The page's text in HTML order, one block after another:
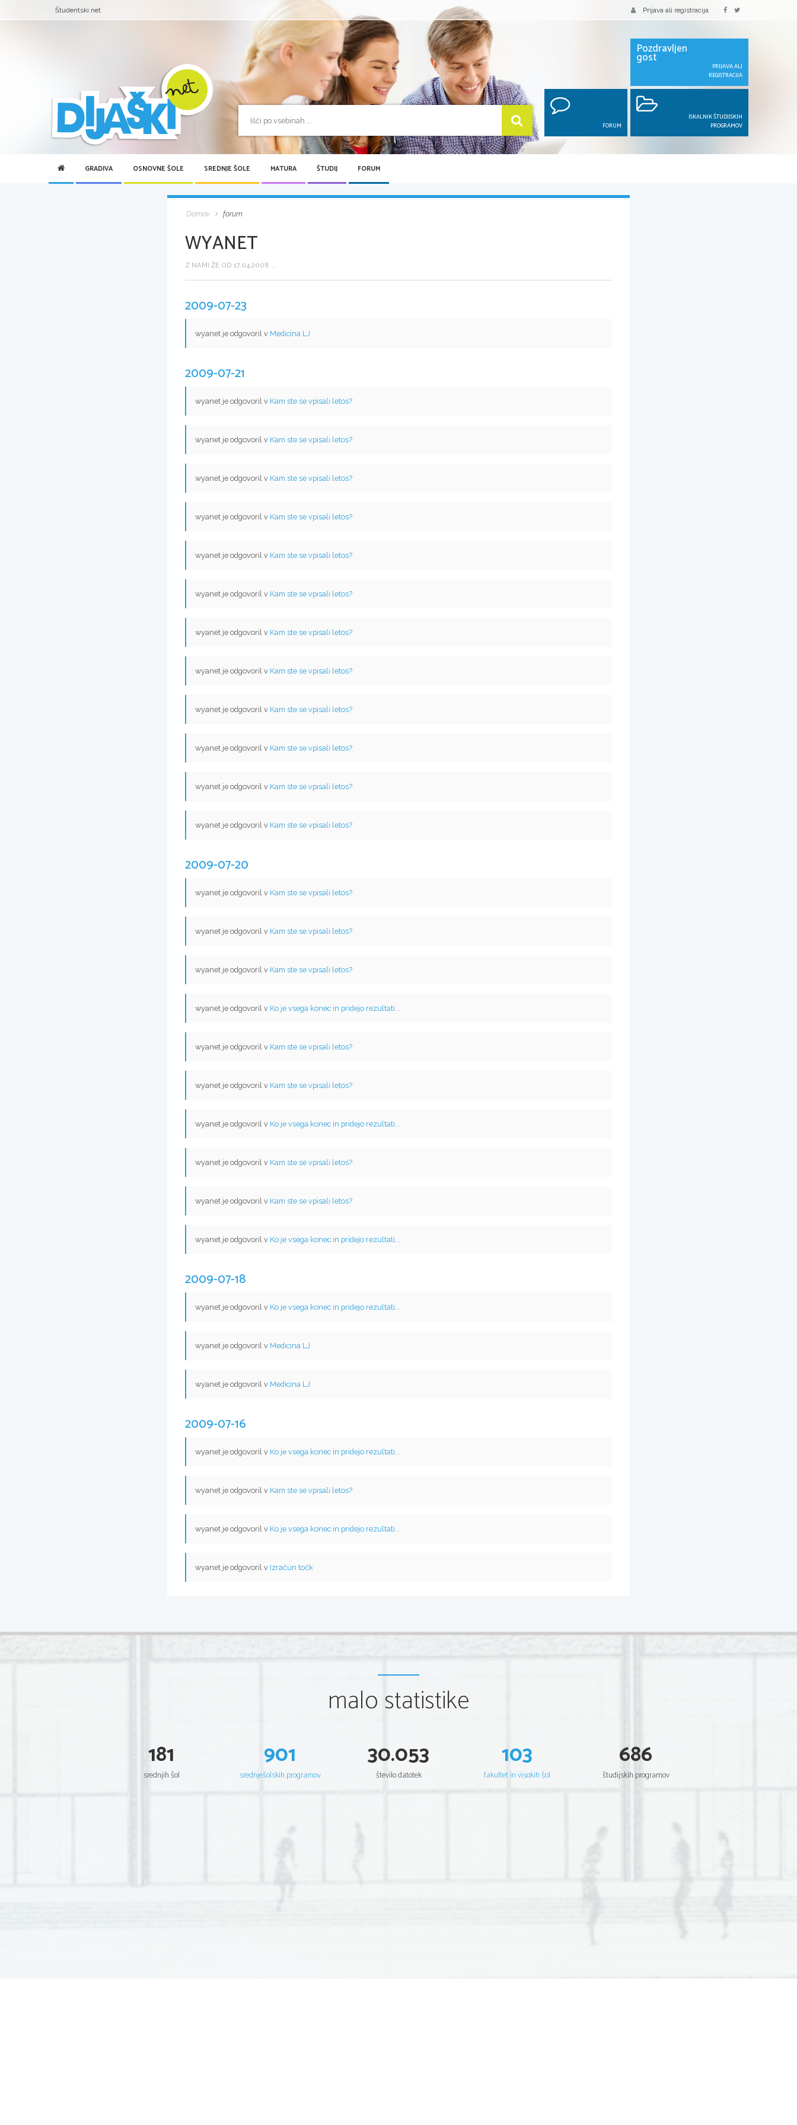
Študentski.net Prijava ali registracija
Pozdravljen
gost
PRIJAVA ALI
REGISTRACIJA
FORUM
ISKALNIK ŠTUDIJSKIH
PROGRAMOV
GRADIVA OSNOVNE ŠOLE SREDNJE ŠOLE MATURA ŠTUDIJ FORUM
Domov forum
WYANET
Z NAMI ŽE OD 17.04.2008 ...
2009-07-23
wyanet je odgovoril v Medicina LJ
2009-07-21
wyanet je odgovoril v Kam ste se vpisali letos?
wyanet je odgovoril v Kam ste se vpisali letos?
wyanet je odgovoril v Kam ste se vpisali letos?
wyanet je odgovoril v Kam ste se vpisali letos?
wyanet je odgovoril v Kam ste se vpisali letos?
wyanet je odgovoril v Kam ste se vpisali letos?
wyanet je odgovoril v Kam ste se vpisali letos?
wyanet je odgovoril v Kam ste se vpisali letos?
wyanet je odgovoril v Kam ste se vpisali letos?
wyanet je odgovoril v Kam ste se vpisali letos?
wyanet je odgovoril v Kam ste se vpisali letos?
wyanet je odgovoril v Kam ste se vpisali letos?
2009-07-20
wyanet je odgovoril v Kam ste se vpisali letos?
wyanet je odgovoril v Kam ste se vpisali letos?
wyanet je odgovoril v Kam ste se vpisali letos?
wyanet je odgovoril v Ko je vsega konec in pridejo rezultati...
wyanet je odgovoril v Kam ste se vpisali letos?
wyanet je odgovoril v Kam ste se vpisali letos?
wyanet je odgovoril v Ko je vsega konec in pridejo rezultati...
wyanet je odgovoril v Kam ste se vpisali letos?
wyanet je odgovoril v Kam ste se vpisali letos?
wyanet je odgovoril v Ko je vsega konec in pridejo rezultati...
2009-07-18
wyanet je odgovoril v Ko je vsega konec in pridejo rezultati...
wyanet je odgovoril v Medicina LJ
wyanet je odgovoril v Medicina LJ
2009-07-16
wyanet je odgovoril v Ko je vsega konec in pridejo rezultati...
wyanet je odgovoril v Kam ste se vpisali letos?
wyanet je odgovoril v Ko je vsega konec in pridejo rezultati...
wyanet je odgovoril v Izračun točk
malo statistike
181
srednjih šol
901
srednješolskih programov
30.053
število datotek
103
fakultet in visokih šol
686
študijskih programov